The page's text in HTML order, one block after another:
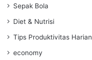
Sepak Bola
Diet & Nutrisi
Tips Produktivitas Harian
economy